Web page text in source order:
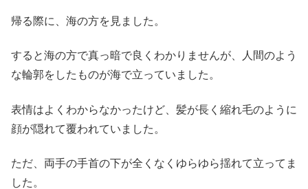
帰る際に、海の方を見ました。
すると海の方で真っ暗で良くわかりませんが、人間のよう
な輪郭をしたものが海で立っていました。
表情はよくわからなかったけど、髪が長く縮れ毛のように
顔が隠れて覆われていました。
ただ、両手の手首の下が全くなくゆらゆら揺れて立ってま
した。